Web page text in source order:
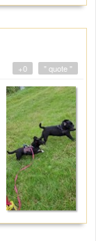
" quote "
+0